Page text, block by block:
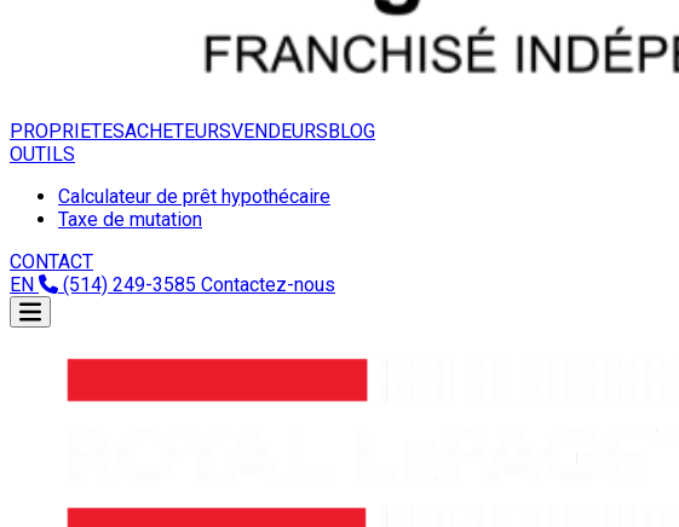
PROPRIETESACHETEURSVENDEURSBLOG
OUTILS
Calculateur de prêt hypothécaire
Taxe de mutation
CONTACT
EN
(514) 249-3585 Contactez-nous